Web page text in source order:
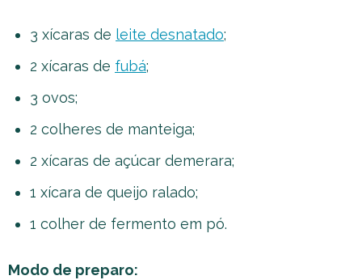
3 xícaras de leite desnatado;
2 xícaras de fubá;
3 ovos;
2 colheres de manteiga;
2 xícaras de açúcar demerara;
1 xícara de queijo ralado;
1 colher de fermento em pó.
Modo de preparo: